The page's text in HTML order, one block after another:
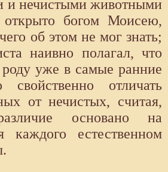
и нечистыми животными
богом Моисею,
об этом не мог знать;
наивно полагал, что
роду уже в самые ранние
отличать
от нечистых, считая,
основано на
каждого естественном